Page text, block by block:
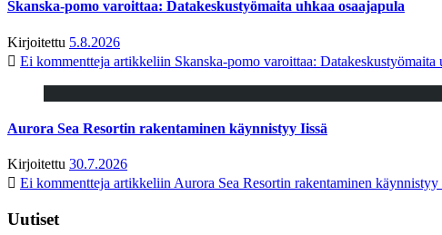
Skanska-pomo varoittaa: Datakeskustyömaita uhkaa osaajapula
Kirjoitettu 5.8.2026
Ei kommentteja artikkeliin Skanska-pomo varoittaa: Datakeskustyömaita
Aurora Sea Resortin rakentaminen käynnistyy Iissä
Kirjoitettu 30.7.2026
Ei kommentteja artikkeliin Aurora Sea Resortin rakentaminen käynnistyy
Uutiset